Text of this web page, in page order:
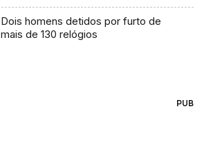
Dois homens detidos por furto de
mais de 130 relógios
PUB